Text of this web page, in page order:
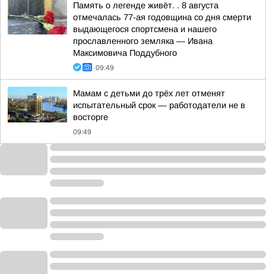
Память о легенде живёт. . 8 августа
отмечалась 77-ая годовщина со дня смерти
выдающегося спортсмена и нашего
прославленного земляка — Ивана
Максимовича Поддубного
09:49
Мамам с детьми до трёх лет отменят
испытательный срок — работодатели не в
восторге
09:49